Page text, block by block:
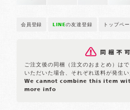
会員登録 LINEの友達登録 トップペ
ご注文後の同梱（注文のおまとめ）は
いただいた場合、それぞれ送料が発生い
We cannot combine this item
more info